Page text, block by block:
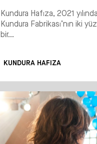
Kundura Hafıza, 2021
Kundura Fabrikası’nın iki
bir...
KUNDURA HAFIZA